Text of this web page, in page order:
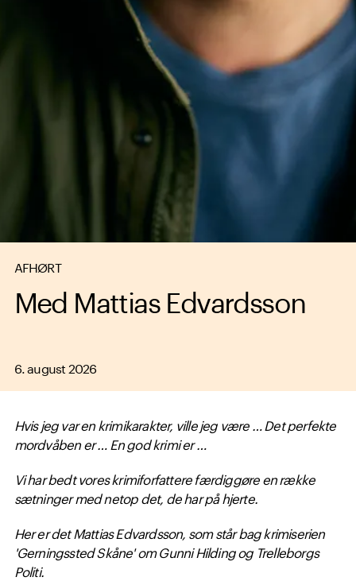
AFHØRT
Med Mattias Edvardsson
6. august 2026
Hvis jeg var en krimikarakter, ville jeg være … Det perfekte
mordvåben er … En god krimi er …
Vi har bedt vores krimiforfattere færdiggøre en række
sætninger med netop det, de har på hjerte.
Her er det Mattias Edvardsson, som står bag krimiserien
'Gerningssted Skåne' omGunni Hilding og Trelleborgs
Politi.